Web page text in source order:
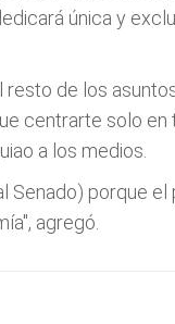
única y
resto de los
centrarte solo en
a los medios.
Senado) porque
agregó.